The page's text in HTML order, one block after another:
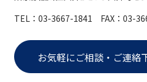
TEL：03-3667-1841 FAX：03-
お気軽にご相談・ご連絡